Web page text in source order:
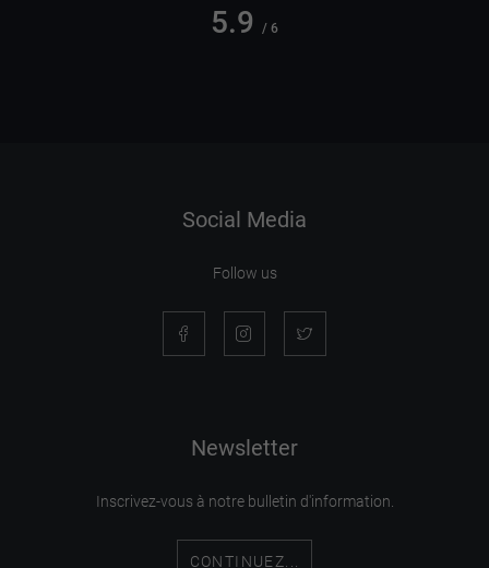
5.9 / 6
Social Media
Follow us
Newsletter
Inscrivez-vous à notre bulletin d'information.
CONTINUEZ...